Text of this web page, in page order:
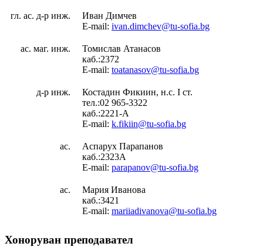
гл. ас. д-р инж.
Иван Димчев
E-mail: ivan.dimchev@tu-sofia.bg
ас. маг. инж.
Томислав Атанасов
каб.:2372
E-mail: toatanasov@tu-sofia.bg
д-р инж.
Костадин Фикиин, н.с. I ст.
тел.:02 965-3322
каб.:2221-A
E-mail: k.fikiin@tu-sofia.bg
ас.
Аспарух Парапанов
каб.:2323A
E-mail: parapanov@tu-sofia.bg
ас.
Мария Иванова
каб.:3421
E-mail: mariiadivanova@tu-sofia.bg
Хоноруван преподавател